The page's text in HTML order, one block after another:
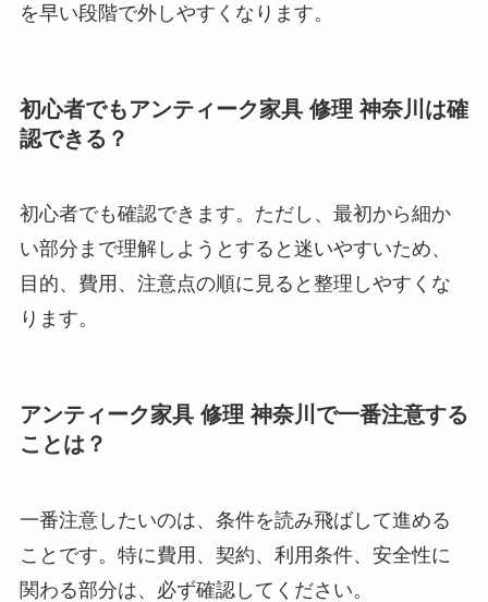
を早い段階で外しやすくなります。
初心者でもアンティーク家具 修理 神奈川は確
認できる？
初心者でも確認できます。ただし、最初から細か
い部分まで理解しようとすると迷いやすいため、
目的、費用、注意点の順に見ると整理しやすくな
ります。
アンティーク家具 修理 神奈川で一番注意する
ことは？
一番注意したいのは、条件を読み飛ばして進める
ことです。特に費用、契約、利用条件、安全性に
関わる部分は、必ず確認してください。